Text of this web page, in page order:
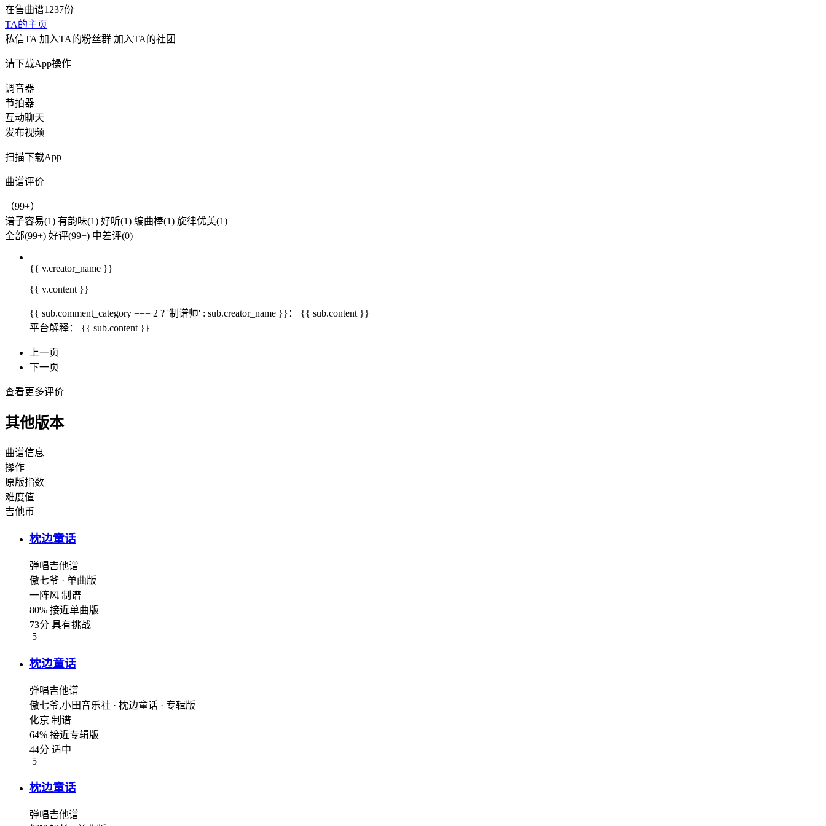
在售曲谱1237份
TA的主页
私信TA 加入TA的粉丝群 加入TA的社团
请下载App操作
调音器
节拍器
互动聊天
发布视频
扫描下载App
曲谱评价
（99+）
谱子容易(1) 有韵味(1) 好听(1) 编曲棒(1) 旋律优美(1)
全部(99+) 好评(99+) 中差评(0)
{{ v.creator_name }}
{{ v.content }}
{{ sub.comment_category === 2 ? '制谱师' : sub.creator_name }}：
{{ sub.content }}
平台解释：
{{ sub.content }}
上一页
下一页
查看更多评价
其他版本
曲谱信息
操作
原版指数
难度值
吉他币
枕边童话
弹唱吉他谱
傲七爷 · 单曲版
一阵风 制谱
80% 接近单曲版
73分 具有挑战
5
枕边童话
弹唱吉他谱
傲七爷,小田音乐社 · 枕边童话 · 专辑版
化京 制谱
64% 接近专辑版
44分 适中
5
枕边童话
弹唱吉他谱